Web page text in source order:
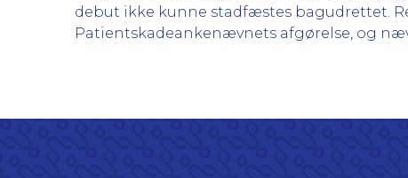
debut ikke kunne stadfæstes bagudrettet.
Patientskadeankenævnets afgørelse, og